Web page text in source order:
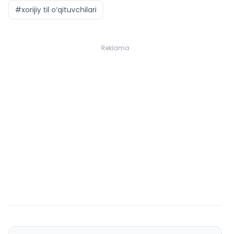
#xorijiy til o‘qituvchilari
Reklama